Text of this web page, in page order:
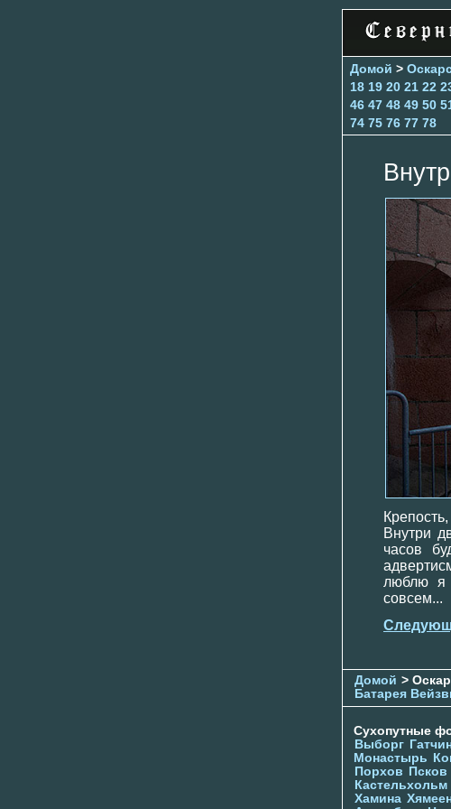
Домой >
18 19 20 21 22
46 47 48 49 50
74 75 76 77 78
Внутри
часов
люблю я
совсем...
Домой >
Батарея
Сухопутные
Выборг
Монастырь
Порхов
Псков
Кастельхольм
Хамина